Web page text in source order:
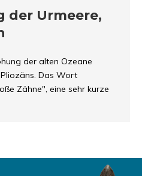
der Urmeere,
der alten Ozeane
Das Wort
Zähne", eine sehr kurze
großen Zähne wurden
ausfiel.